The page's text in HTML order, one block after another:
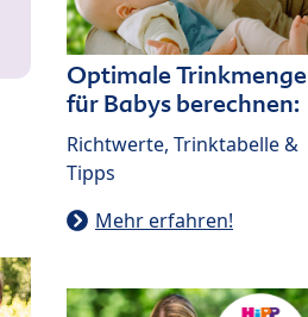
Optimale Trinkmenge
für Babys berechnen:
Richtwerte, Trinktabelle &
Tipps
Mehr erfahren!